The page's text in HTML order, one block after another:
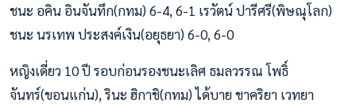
ชนะ อคิน อินจันทึก(กทม) 6-4, 6-1 เรวัตน์ ปารีศรี(พิษณุโลก)
ชนะ นรเทพ ประสงค์เงิน(อยุธยา) 6-0, 6-0
หญิงเดี่ยว 10 ปี รอบก่อนรองชนะเลิศ ธมลวรรณ โพธิ์
จันทร์(ขอนแก่น), รินะ ฮิกาชิ(กทม) ได้บาย ชาคริยา เวทยา